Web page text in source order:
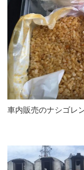
車内販売のナシゴレ